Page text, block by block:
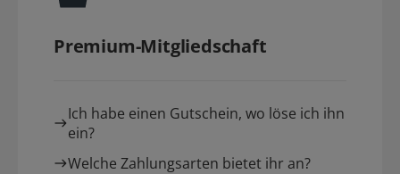
Premium-Mitgliedschaft
Ich habe einen Gutschein, wo löse ich ihn
ein?
Welche Zahlungsarten bietet ihr an?